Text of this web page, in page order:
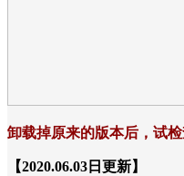
卸载掉原来的版本后，试
【2020.06.03日更新】